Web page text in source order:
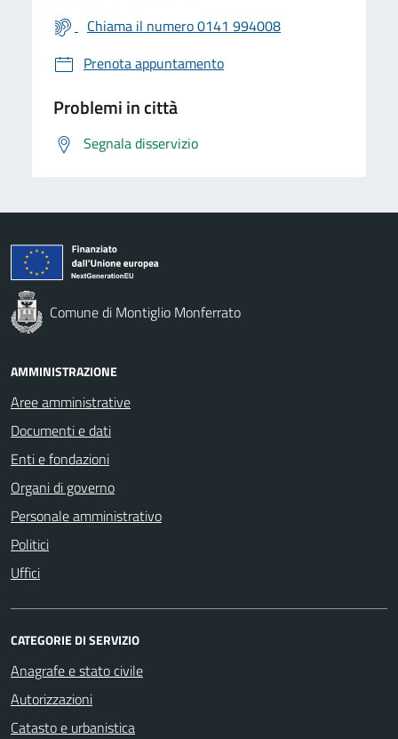
Chiama il numero 0141 994008
Prenota appuntamento
Problemi in città
Segnala disservizio
Comune di Montiglio Monferrato
AMMINISTRAZIONE
Aree amministrative
Documenti e dati
Enti e fondazioni
Organi di governo
Personale amministrativo
Politici
Uffici
CATEGORIE DI SERVIZIO
Anagrafe e stato civile
Autorizzazioni
Catasto e urbanistica